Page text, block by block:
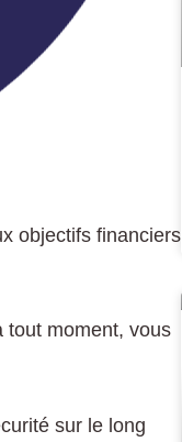
objectifs financiers
tout moment, vous
sur le long